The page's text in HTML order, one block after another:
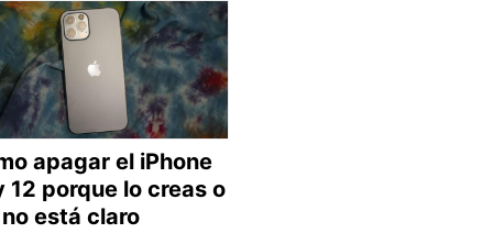
apagar el iPhone
12 porque lo creas o
está claro